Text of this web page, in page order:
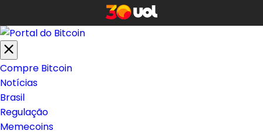
Compre Bitcoin
Notícias
Brasil
Regulação
Memecoins